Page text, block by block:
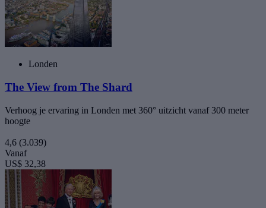
Londen
The View from The Shard
Verhoog je ervaring in Londen met 360° uitzicht vanaf 300 meter
hoogte
4,6 (3.039)
Vanaf
US$ 32,38